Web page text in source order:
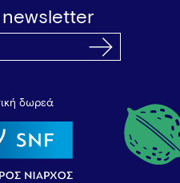
δωρεά